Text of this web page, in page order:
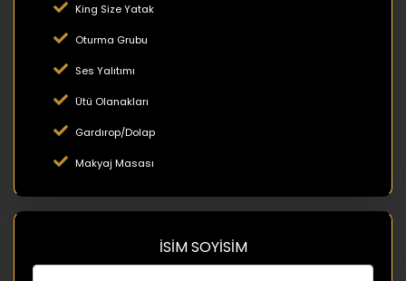
King Size Yatak
Oturma Grubu
Ses Yalıtımı
Ütü Olanakları
Gardırop/Dolap
Makyaj Masası
İSİM SOYİSİM